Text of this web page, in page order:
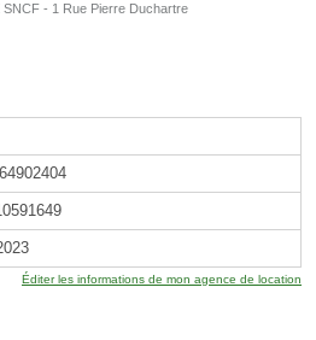
- 1 Rue Pierre Duchartre
Éditer les informations de mon agence de location